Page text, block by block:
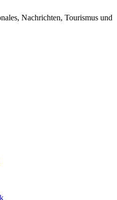
Nachrichten, Tourismus und
Insel Sylt und Westerland